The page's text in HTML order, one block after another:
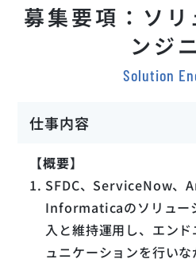
募集要項：ソリ
ンジ
Solution
仕事内容
【概要】
SFDC、ServiceNow、
Informaticaのソリュー
入と維持運用し、エン
ュニケーションを行い